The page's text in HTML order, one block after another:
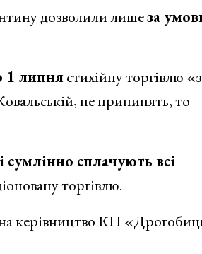
дозволили лишеза
1 липнястихійну торгівлю «з
не припинять, то
сумлінно сплачують всі
торгівлю.
на керівництво КП